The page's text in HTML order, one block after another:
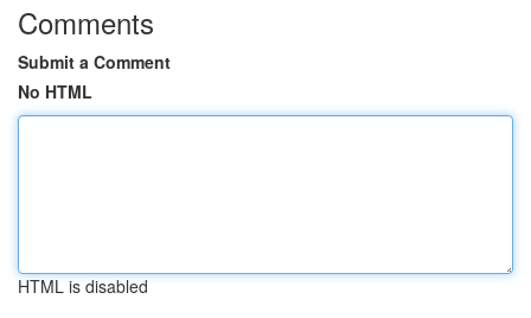
Comments
Submit a Comment
No HTML
HTML is disabled